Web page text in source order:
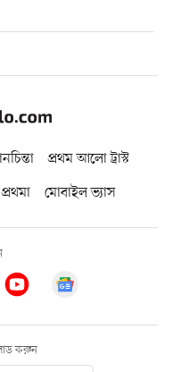
প্রথম আলো ট্রাস্ট
প্রথমা মোবাইল ভ্যাস
করুন